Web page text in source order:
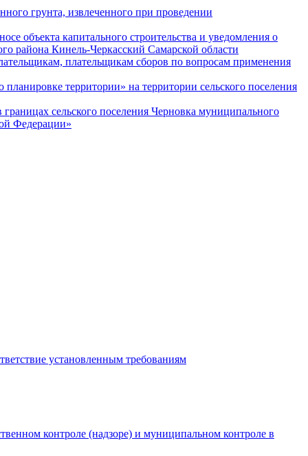
грунта, извлеченного при проведении
объекта капитального строительства и уведомления о
района Кинель-Черкасский Самарской области
плательщикам сборов по вопросам применения
территории» на территории сельского поселения
сельского поселения Черновка муниципального
Федерации»
установленным требованиям
контроле (надзоре) и муниципальном контроле в